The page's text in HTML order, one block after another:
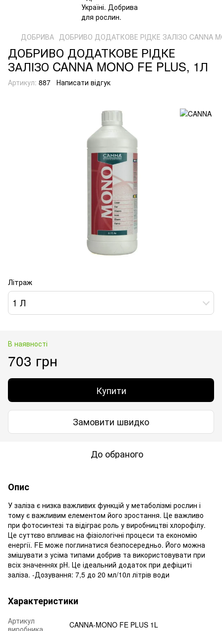
ДОБРИВА ДОБРИВО ДОДАТКОВЕ РІДКЕ ЗАЛІЗО CANNA
ДОБРИВО ДОДАТКОВЕ РІДКЕ
ЗАЛІЗО CANNA MONO FE PLUS, 1Л
Артикул: 887 Написати відгук
Літраж
1 Л
В наявності
703 грн
Купити
Замовити швидко
До обраного
Опис
У заліза є низка важливих функцій у метаболізмі рослин і
тому є важливим елементом його зростання. Це важливо
при фотосинтезі та відіграє роль у виробництві хлорофілу.
Це суттєво впливає на фізіологічні процеси та економію
енергії. FE може поглинатися безпосередньо. Його можна
змішувати з усіма типами добрив та використовувати при
всіх значеннях рН. Це ідеальний додаток при дефіциті
заліза. -Дозування: 7,5 до 20 мл/10л літрів води
Характеристики
Артикул
виробника
CANNA-MONO FE PLUS 1L